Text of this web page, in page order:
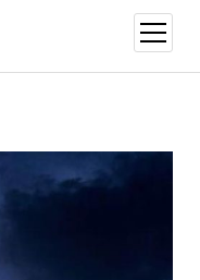
open
menu